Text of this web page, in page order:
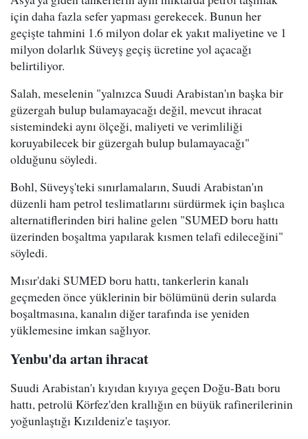
için daha fazla sefer yapması gerekecek. Bunun her
geçişte tahmini 1.6 milyon dolar ek yakıt maliyetine ve 1
milyon dolarlık Süveyş geçiş ücretine yol açacağı
belirtiliyor.
Salah, meselenin "yalnızca Suudi Arabistan'ın başka bir
güzergah bulup bulamayacağı değil, mevcut ihracat
sistemindeki aynı ölçeği, maliyeti ve verimliliği
koruyabilecek bir güzergah bulup bulamayacağı"
olduğunu söyledi.
Bohl, Süveyş'teki sınırlamaların, Suudi Arabistan'ın
düzenli ham petrol teslimatlarını sürdürmek için başlıca
alternatiflerinden biri haline gelen "SUMED boru hattı
üzerinden boşaltma yapılarak kısmen telafi edileceğini"
söyledi.
Mısır'daki SUMED boru hattı, tankerlerin kanalı
geçmeden önce yüklerinin bir bölümünü derin sularda
boşaltmasına, kanalın diğer tarafında ise yeniden
yüklemesine imkan sağlıyor.
Yenbu'da artan ihracat
Suudi Arabistan'ı kıyıdan kıyıya geçen Doğu-Batı boru
hattı, petrolü Körfez'den krallığın en büyük rafinerilerinin
yoğunlaştığı Kızıldeniz'e taşıyor.